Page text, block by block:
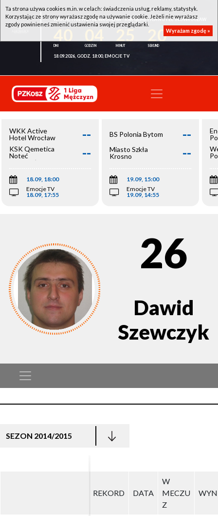
WKK ACTIVE HOTEL WROCŁAW - KSK QEMETICA NOTEĆ INOWROCŁAW
20
18.09.2026, GODZ. 18:00, EMOCJE TV
WKK Active
Hotel Wrocław
--
KSK Qemetica
Noteć
Inowrocław
--
18.09, 18:00
Emocje TV
18.09, 17:55
BS Polonia Bytom --
Miasto Szkła
Krosno
--
19.09, 15:00
Emocje TV
19.09, 14:55
26
Dawid
Szewczyk
SEZON 2014/2015
REKORD DATA
W
MECZU
Z
REKORD DATA
W
MECZU
Z
Ta strona używa cookies m.in. w celach: świadczenia usług, reklamy, statystyk.
Korzystając ze strony wyrażasz zgodę na używanie cookie. Jeżeli nie wyrażasz
zgody powinieneś zmienić ustawienia swojej przeglądarki.
Wyrażam zgodę »